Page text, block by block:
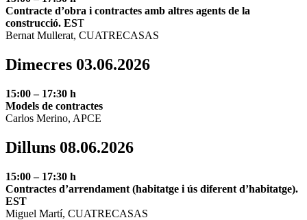
Contracte d’obra i contractes amb altres agents de la
construcció. EST
Bernat Mullerat, CUATRECASAS
Dimecres 03.06.2026
15:00 – 17:30 h
Models de contractes
Carlos Merino, APCE
Dilluns 08.06.2026
15:00 – 17:30 h
Contractes d’arrendament (habitatge i ús diferent d’habitatge).
EST
Miguel Martí, CUATRECASAS